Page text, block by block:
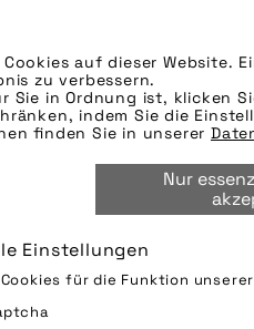
auf dieser Website.
zu verbessern.
Sie in Ordnung ist, klicken
indem Sie die
finden Sie in unserer
Nur
Einstellungen
für die Funktion
Recherche:
Gearbox Unit
Recherche:
Gearbox Unit
Recherche:
Gearbox Unit
Recherche:
Gearbox Unit
Recherche:
Gearbox Unit
Recherche:
Gearbox Unit